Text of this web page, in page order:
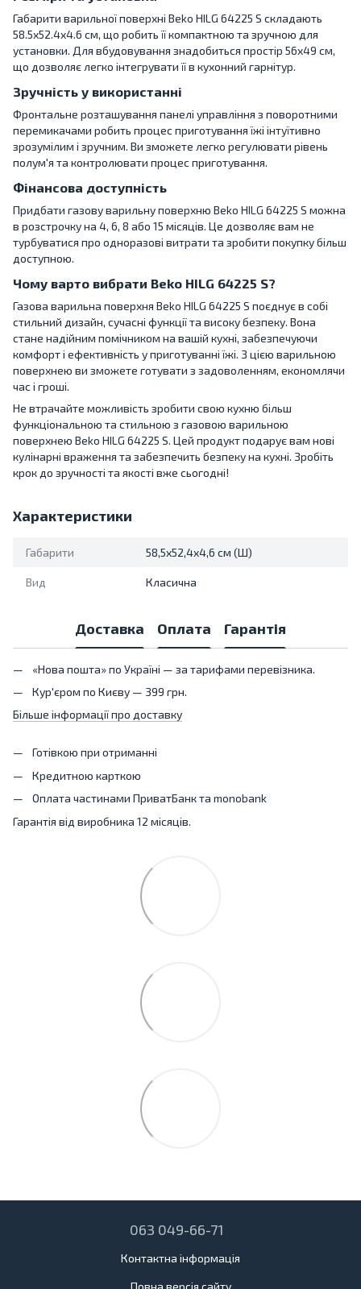
Габарити варильної поверхні Beko HILG 64225 S складають
58.5x52.4x4.6 см, що робить її компактною та зручною для
установки. Для вбудовування знадобиться простір 56х49 см,
що дозволяє легко інтегрувати її в кухонний гарнітур.
Зручність у використанні
Фронтальне розташування панелі управління з поворотними
перемикачами робить процес приготування їжі інтуїтивно
зрозумілим і зручним. Ви зможете легко регулювати рівень
полум'я та контролювати процес приготування.
Фінансова доступність
Придбати газову варильну поверхню Beko HILG 64225 S можна
в розстрочку на 4, 6, 8 або 15 місяців. Це дозволяє вам не
турбуватися про одноразові витрати та зробити покупку більш
доступною.
Чому варто вибрати Beko HILG 64225 S?
Газова варильна поверхня Beko HILG 64225 S поєднує в собі
стильний дизайн, сучасні функції та високу безпеку. Вона
стане надійним помічником на вашій кухні, забезпечуючи
комфорт і ефективність у приготуванні їжі. З цією варильною
поверхнею ви зможете готувати з задоволенням, економлячи
час і гроші.
Не втрачайте можливість зробити свою кухню більш
функціональною та стильною з газовою варильною
поверхнею Beko HILG 64225 S. Цей продукт подарує вам нові
кулінарні враження та забезпечить безпеку на кухні. Зробіть
крок до зручності та якості вже сьогодні!
Характеристики
Габарити 58,5x52,4x4,6 см (Ш)
Вид Класична
Доставка Оплата Гарантія
«Нова пошта» по Україні — за тарифами перевізника.
Кур'єром по Києву — 399 грн.
Більше інформації про доставку
Готівкою при отриманні
Кредитною карткою
Оплата частинами ПриватБанк та monobank
Гарантія від виробника 12 місяців.
063 049-66-71
Контактна інформація
Повна версія сайту